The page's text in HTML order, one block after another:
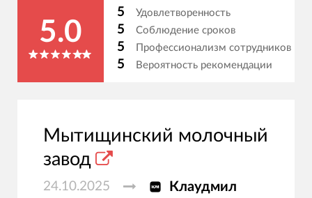
5.0
5 Удовлетворенность
5 Соблюдение сроков
5 Профессионализм сотрудников
5 Вероятность рекомендации
Мытищинский молочный
завод
24.10.2025 Клаудмил